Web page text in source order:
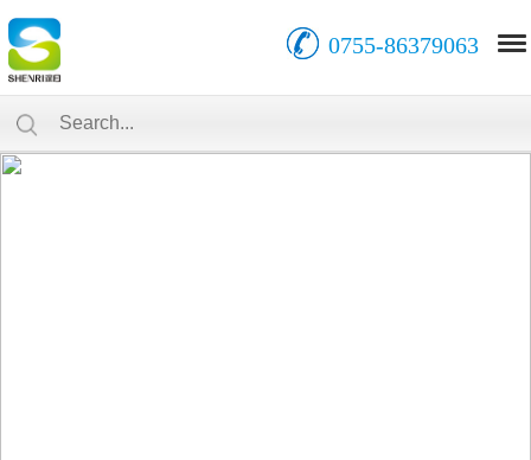
0755-86379063